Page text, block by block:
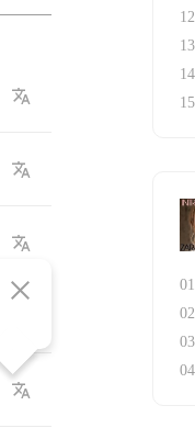
12
13
14
15
01
02
03
04